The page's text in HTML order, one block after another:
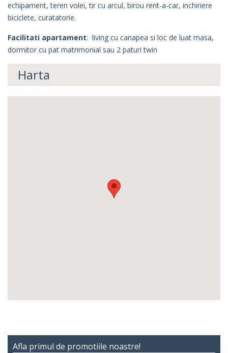
echipament, teren volei, tir cu arcul, birou rent-a-car, inchiriere
biciclete, curatatorie.
Facilitati apartament: living cu canapea si loc de luat masa,
dormitor cu pat matrimonial sau 2 paturi twin
Harta
Afla primul de promotiile noastre!